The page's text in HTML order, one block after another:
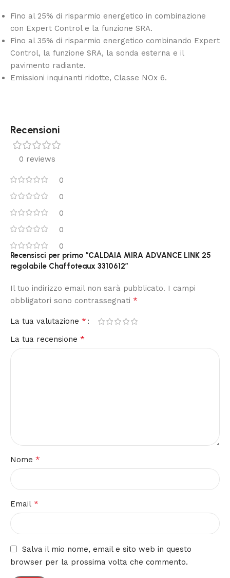
Fino al 25% di risparmio energetico in combinazione
con Expert Control e la funzione SRA.
Fino al 35% di risparmio energetico combinando Expert
Control, la funzione SRA, la sonda esterna e il
pavimento radiante.
Emissioni inquinanti ridotte, Classe NOx 6.
Recensioni
0 reviews
0
0
0
0
0
Recensisci per primo “CALDAIA MIRA ADVANCE LINK 25
regolabile Chaffoteaux 3310612”
Il tuo indirizzo email non sarà pubblicato. I campi
obbligatori sono contrassegnati *
La tua valutazione *
La tua recensione *
Nome *
Email *
Salva il mio nome, email e sito web in questo
browser per la prossima volta che commento.